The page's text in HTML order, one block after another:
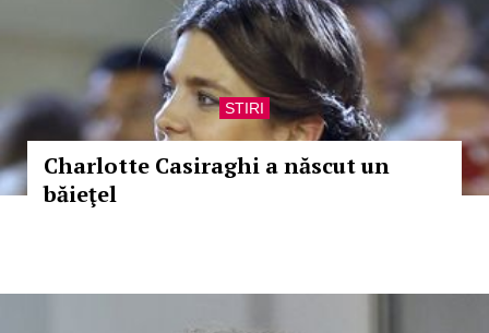
STIRI
Charlotte Casiraghi a născut un
băieţel